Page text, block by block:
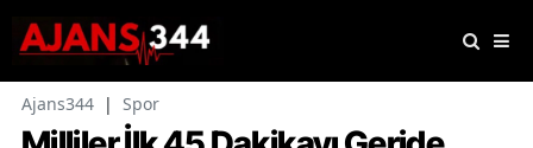
Ajans344 | Spor